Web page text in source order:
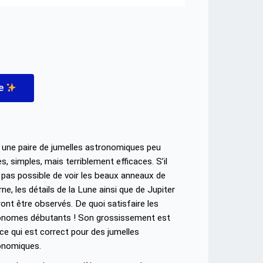
paire de jumelles astronomiques peu
simples, mais terriblement efficaces. S’il
pas possible de voir les beaux anneaux de
les détails de la Lune ainsi que de Jupiter
être observés. De quoi satisfaire les
débutants ! Son grossissement est
qui est correct pour des jumelles